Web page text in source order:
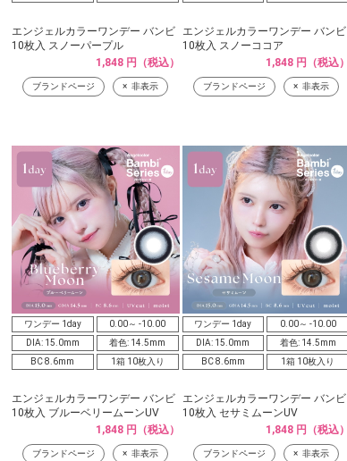
エンジェルカラーワンデー バンビ
10枚入 スノーパープル
1,848 円（税込）
ブランドページ 非表示
エンジェルカラーワンデー バンビ
10枚入 スノーココア
1,848 円（税込）
ブランドページ 非表示
ワンデー 1day
0.00～ -10.00
DIA: 15.0mm
着色: 14.5mm
BC 8.6mm
1箱 10枚入り
エンジェルカラーワンデー バンビ
10枚入 ブルーベリームーンUV
1,848 円（税込）
ブランドページ 非表示
ワンデー 1day
0.00～ -10.00
DIA: 15.0mm
着色: 14.5mm
BC 8.6mm
1箱 10枚入り
エンジェルカラーワンデー バンビ
10枚入 セサミムーンUV
1,848 円（税込）
ブランドページ 非表示